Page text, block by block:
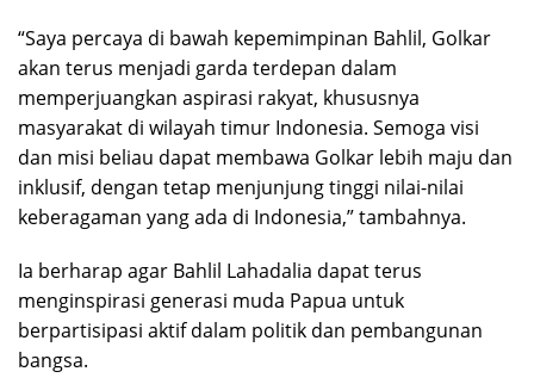
“Saya percaya di bawah kepemimpinan Bahlil, Golkar
akan terus menjadi garda terdepan dalam
memperjuangkan aspirasi rakyat, khususnya
masyarakat di wilayah timur Indonesia. Semoga visi
dan misi beliau dapat membawa Golkar lebih maju dan
inklusif, dengan tetap menjunjung tinggi nilai-nilai
keberagaman yang ada di Indonesia,” tambahnya.
Ia berharap agar Bahlil Lahadalia dapat terus
menginspirasi generasi muda Papua untuk
berpartisipasi aktif dalam politik dan pembangunan
bangsa.